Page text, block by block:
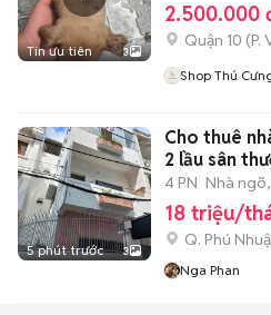
Tin ưu tiên 3
2.500.000
Quận 10 (P.
Shop Thú
5 phút trước 3
Cho thuê
2 lầu sân
4 PN Nhà
18 triệu/
Q. Phú
Nga Phan